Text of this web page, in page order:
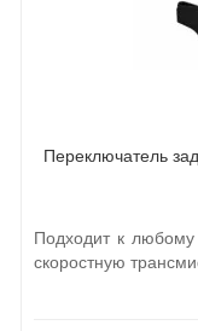
Переключатель
Подходит к
скоростную